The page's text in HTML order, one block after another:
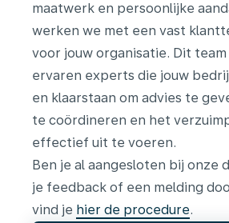
maatwerk en persoonlijke
werken we met een vast
voor jouw organisatie. Dit
ervaren experts die jouw
en klaarstaan om advies te
te coördineren en het
effectief uit te voeren.
Ben je al aangesloten bij onze
je feedback of een melding
vind je hier de procedure.